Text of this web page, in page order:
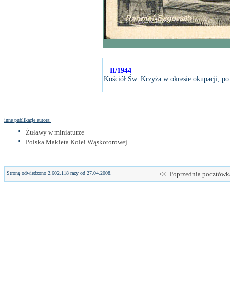
II/1944
Kościół Św. Krzyża w okresie okupacji,
inne publikacje autora:
Żuławy w miniaturze
Polska Makieta Kolei Wąskotorowej
Stronę odwiedzono 2.602.118 razy od 27.04.2008. << Poprzednia